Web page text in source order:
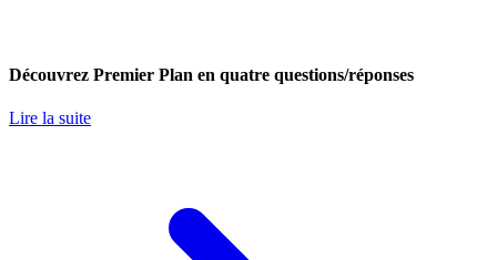
Découvrez Premier Plan en quatre questions/réponses
Lire la suite